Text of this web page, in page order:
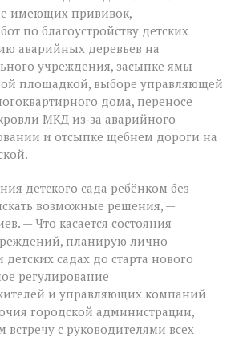
жителей
имеющих прививок,
по благоустройству детских
аварийных деревьев на
учреждения, засыпке ямы
площадкой, выборе управляющей
дома, переносе
МКД из‑за аварийного
и отсыпке щебнем дороги на
детского сада ребёнком без
возможные решения, —
— Что касается состояния
планирую лично
садах до старта нового
регулирование
и управляющих компаний
городской администрации,
с руководителями всех